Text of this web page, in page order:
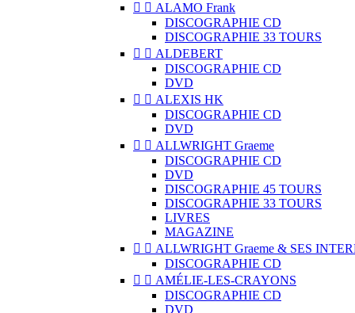
  ALAMO Frank
DISCOGRAPHIE CD
DISCOGRAPHIE 33 TOURS
  ALDEBERT
DISCOGRAPHIE CD
DVD
  ALEXIS HK
DISCOGRAPHIE CD
DVD
  ALLWRIGHT Graeme
DISCOGRAPHIE CD
DVD
DISCOGRAPHIE 45 TOURS
DISCOGRAPHIE 33 TOURS
LIVRES
MAGAZINE
  ALLWRIGHT Graeme & SES
DISCOGRAPHIE CD
  AMÉLIE-LES-CRAYONS
DISCOGRAPHIE CD
DVD